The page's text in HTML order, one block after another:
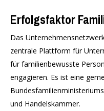
Erfolgsfaktor
Das
zentrale Plattform für
für familienbewusste
engagieren. Es ist eine
und Handelskammer.